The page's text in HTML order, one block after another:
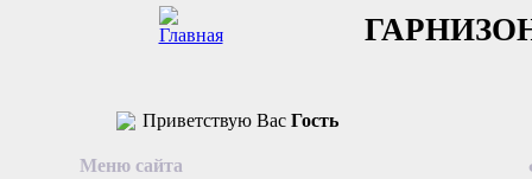
Приветствую Вас Гость
Меню сайта